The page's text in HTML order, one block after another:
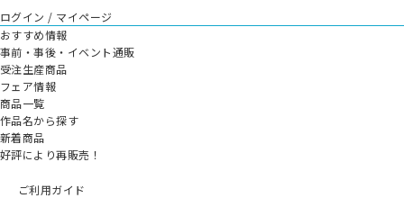
ログイン / マイページ
おすすめ情報
事前・事後・イベント通販
受注生産商品
フェア情報
商品一覧
作品名から探す
新着商品
好評により再販売！
ご利用ガイド